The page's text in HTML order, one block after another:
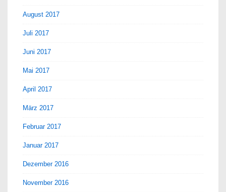
August 2017
Juli 2017
Juni 2017
Mai 2017
April 2017
März 2017
Februar 2017
Januar 2017
Dezember 2016
November 2016